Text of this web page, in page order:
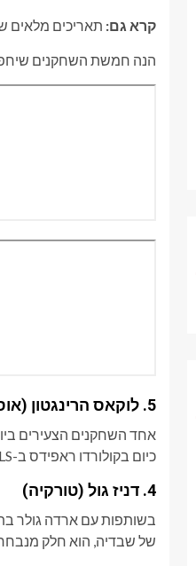
קרא גם: תאריכים מלאים של מונדיאל 2026, לוח זמנים,
הנה חמשת השחקנים
5. לוקאס הרינגטון (אוסטרליה)
כיום בקולורדו ראפידס ב-MLS, והוא כבר רגיל לתנאים בקנדה ובארה"ב, מה שבוודאי יעזור גם לצד הלאומי שלו.
4. דניז גול (טורקיה)
בשותפות עם ארדה גולר
של שבדיה, הוא חלק מנבחרת